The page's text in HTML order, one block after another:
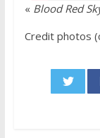
« Blood Red
Credit photos